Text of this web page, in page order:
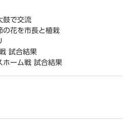
鼓で交流
の花を市長と植栽
試合結果
ホーム戦 試合結果